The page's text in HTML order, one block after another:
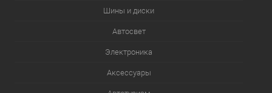
Шины и диски
Автосвет
Электроника
Аксессуары